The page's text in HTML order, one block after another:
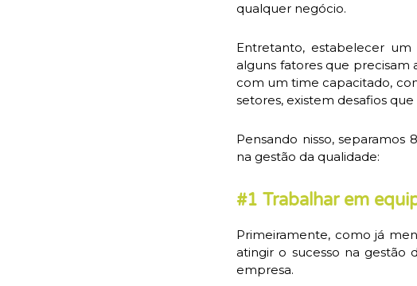
qualquer negócio.
Entretanto, estabelecer um
alguns fatores que
com um time capacitado,
setores, existem desafios
Pensando nisso, separamos
na gestão da qualidade:
#1 Trabalhar em
Primeiramente, como já
atingir o sucesso na gestão
empresa.